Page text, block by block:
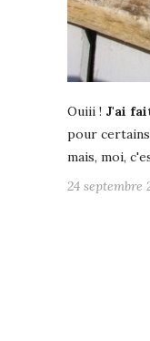
Ouiii ! J'ai
pour
mais, moi,
24 septembre